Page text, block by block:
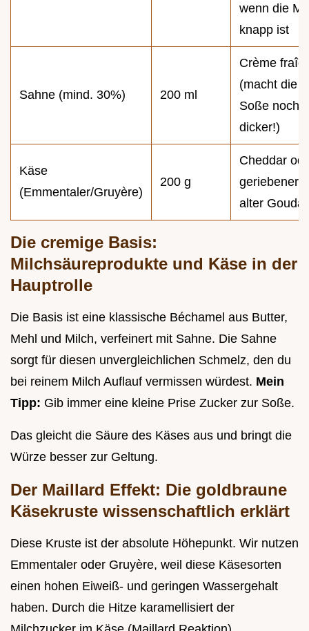
wenn die
knapp ist
Sahne (mind. 30%) 200 ml
Crème
(macht die
Soße noch
dicker!)
Käse
(Emmentaler/Gruyère)
200 g
Cheddar
geriebener,
alter Gouda
Die cremige Basis:
Milchsäureprodukte und Käse in der
Hauptrolle
Die Basis ist eine klassische Béchamel aus Butter,
Mehl und Milch, verfeinert mit Sahne. Die Sahne
sorgt für diesen unvergleichlichen Schmelz, den du
bei reinem Milch Auflauf vermissen würdest. Mein
Tipp: Gib immer eine kleine Prise Zucker zur Soße.
Das gleicht die Säure des Käses aus und bringt die
Würze besser zur Geltung.
Der Maillard Effekt: Die goldbraune
Käsekruste wissenschaftlich erklärt
Diese Kruste ist der absolute Höhepunkt. Wir nutzen
Emmentaler oder Gruyère, weil diese Käsesorten
einen hohen Eiweiß- und geringen Wassergehalt
haben. Durch die Hitze karamellisiert der